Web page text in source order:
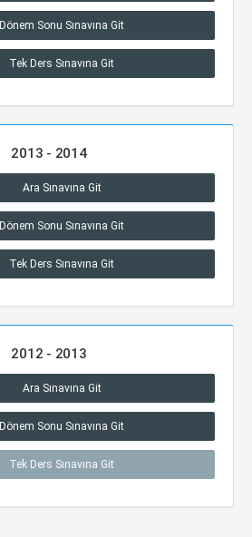
Dönem Sonu Sınavına Git
Tek Ders Sınavına Git
2013 - 2014
Ara Sınavına Git
Dönem Sonu Sınavına Git
Tek Ders Sınavına Git
2012 - 2013
Ara Sınavına Git
Dönem Sonu Sınavına Git
Tek Ders Sınavına Git